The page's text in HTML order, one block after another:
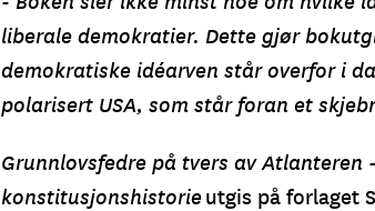
liberale demokratier. Dette gjør
demokratiske idéarven står overfor i
polarisert USA, som står foran et
Grunnlovsfedre på tvers av Atlanteren
konstitusjonshistorieutgis på forlaget